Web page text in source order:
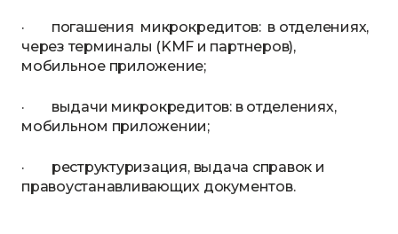
· погашения микрокредитов: в отделениях,
через терминалы (KMF и партнеров),
мобильное приложение;
· выдачи микрокредитов: в отделениях,
мобильном приложении;
· реструктуризация, выдача справок и
правоустанавливающих документов.⠀